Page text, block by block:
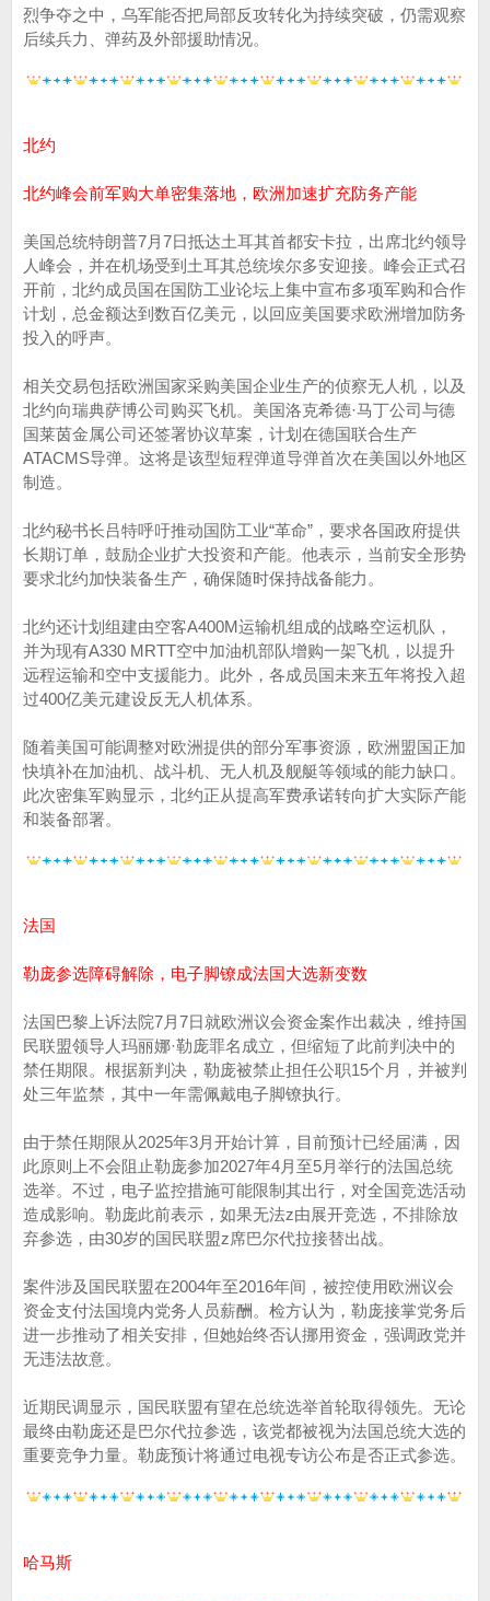
烈争夺之中，乌军能否把局部反攻转化为持续突破，仍需观察
后续兵力、弹药及外部援助情况。
北约
北约峰会前军购大单密集落地，欧洲加速扩充防务产能
美国总统特朗普7月7日抵达土耳其首都安卡拉，出席北约领导
人峰会，并在机场受到土耳其总统埃尔多安迎接。峰会正式召
开前，北约成员国在国防工业论坛上集中宣布多项军购和合作
计划，总金额达到数百亿美元，以回应美国要求欧洲增加防务
投入的呼声。
相关交易包括欧洲国家采购美国企业生产的侦察无人机，以及
北约向瑞典萨博公司购买飞机。美国洛克希德·马丁公司与德
国莱茵金属公司还签署协议草案，计划在德国联合生产
ATACMS导弹。这将是该型短程弹道导弹首次在美国以外地区
制造。
北约秘书长吕特呼吁推动国防工业“革命”，要求各国政府提供
长期订单，鼓励企业扩大投资和产能。他表示，当前安全形势
要求北约加快装备生产，确保随时保持战备能力。
北约还计划组建由空客A400M运输机组成的战略空运机队，
并为现有A330 MRTT空中加油机部队增购一架飞机，以提升
远程运输和空中支援能力。此外，各成员国未来五年将投入超
过400亿美元建设反无人机体系。
随着美国可能调整对欧洲提供的部分军事资源，欧洲盟国正加
快填补在加油机、战斗机、无人机及舰艇等领域的能力缺口。
此次密集军购显示，北约正从提高军费承诺转向扩大实际产能
和装备部署。
法国
勒庞参选障碍解除，电子脚镣成法国大选新变数
法国巴黎上诉法院7月7日就欧洲议会资金案作出裁决，维持国
民联盟领导人玛丽娜·勒庞罪名成立，但缩短了此前判决中的
禁任期限。根据新判决，勒庞被禁止担任公职15个月，并被判
处三年监禁，其中一年需佩戴电子脚镣执行。
由于禁任期限从2025年3月开始计算，目前预计已经届满，因
此原则上不会阻止勒庞参加2027年4月至5月举行的法国总统
选举。不过，电子监控措施可能限制其出行，对全国竞选活动
造成影响。勒庞此前表示，如果无法z由展开竞选，不排除放
弃参选，由30岁的国民联盟z席巴尔代拉接替出战。
案件涉及国民联盟在2004年至2016年间，被控使用欧洲议会
资金支付法国境内党务人员薪酬。检方认为，勒庞接掌党务后
进一步推动了相关安排，但她始终否认挪用资金，强调政党并
无违法故意。
近期民调显示，国民联盟有望在总统选举首轮取得领先。无论
最终由勒庞还是巴尔代拉参选，该党都被视为法国总统大选的
重要竞争力量。勒庞预计将通过电视专访公布是否正式参选。
哈马斯